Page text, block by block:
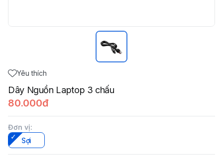
Yêu thích
Dây Nguồn Laptop 3 chấu
80.000đ
Đơn vị:
Sợi